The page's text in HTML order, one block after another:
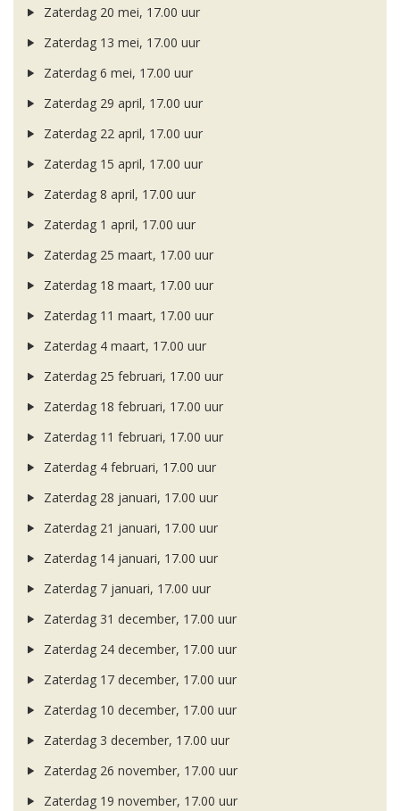
Zaterdag 20 mei, 17.00 uur
Zaterdag 13 mei, 17.00 uur
Zaterdag 6 mei, 17.00 uur
Zaterdag 29 april, 17.00 uur
Zaterdag 22 april, 17.00 uur
Zaterdag 15 april, 17.00 uur
Zaterdag 8 april, 17.00 uur
Zaterdag 1 april, 17.00 uur
Zaterdag 25 maart, 17.00 uur
Zaterdag 18 maart, 17.00 uur
Zaterdag 11 maart, 17.00 uur
Zaterdag 4 maart, 17.00 uur
Zaterdag 25 februari, 17.00 uur
Zaterdag 18 februari, 17.00 uur
Zaterdag 11 februari, 17.00 uur
Zaterdag 4 februari, 17.00 uur
Zaterdag 28 januari, 17.00 uur
Zaterdag 21 januari, 17.00 uur
Zaterdag 14 januari, 17.00 uur
Zaterdag 7 januari, 17.00 uur
Zaterdag 31 december, 17.00 uur
Zaterdag 24 december, 17.00 uur
Zaterdag 17 december, 17.00 uur
Zaterdag 10 december, 17.00 uur
Zaterdag 3 december, 17.00 uur
Zaterdag 26 november, 17.00 uur
Zaterdag 19 november, 17.00 uur